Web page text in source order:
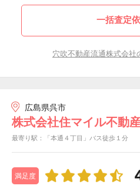
一括査定
穴吹不動産流通株式会社
広島県呉市
株式会社住マイル不動
最寄り駅：「本通４丁目」バス徒歩１分
満足度